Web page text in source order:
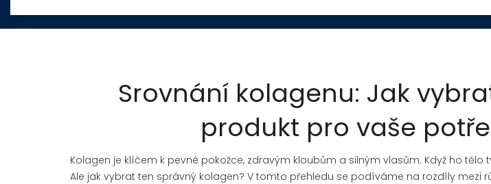
Srovnání kolagenu: Jak
produkt pro vaše
Kolagen je klíčem k pevné pokožce, zdravým kloubům a silným vlasům. Když ho
Ale jak vybrat ten správný kolagen? V tomto přehledu se podíváme na rozdíly mezi